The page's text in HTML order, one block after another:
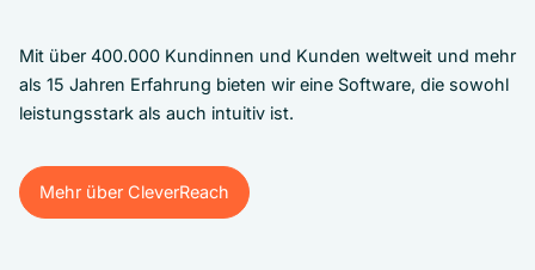
Mit über 400.000 Kundinnen und Kunden weltweit und mehr
als 15 Jahren Erfahrung bieten wir eine Software, die sowohl
leistungsstark als auch intuitiv ist.
Mehr über CleverReach
Mehr über CleverReach